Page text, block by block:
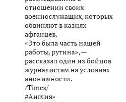
отношении своих
военнослужащих, которых
обвиняют в казнях
афганцев.
«Это была часть нашей
работы, рутина», —
рассказал один из бойцов
журналистам на условиях
анонимности.
/Times/
#Англия»